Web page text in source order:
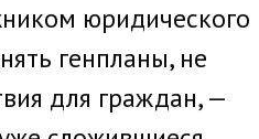
юридического
генпланы, не
для граждан, —